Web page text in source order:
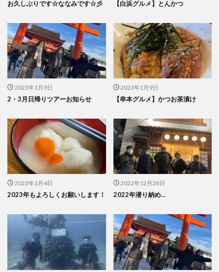
お久しぶりです☆ななみです☆彡 【白浜グルメ】とんかつ
2023年1月9日
2・3月日帰りツアーお知らせ
2023年1月9日
【串本グルメ】かつお茶漬け
2023年1月4日
2023年もよろしくお願いします！
2022年12月28日
2022年潜り納め…